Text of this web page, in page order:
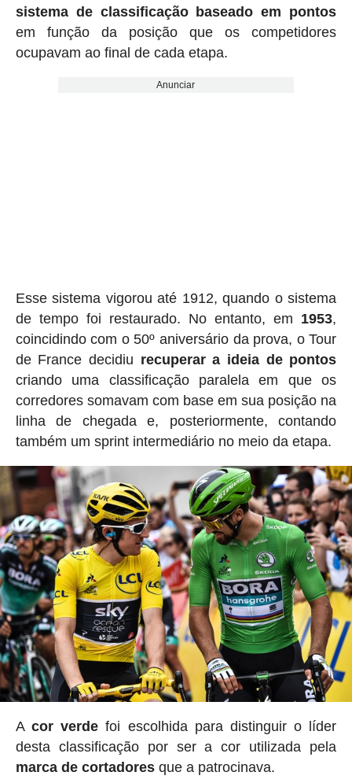
sistema de classificação baseado em pontos
em função da posição que os competidores
ocupavam ao final de cada etapa.
Anunciar
Esse sistema vigorou até 1912, quando o sistema
de tempo foi restaurado. No entanto, em 1953,
coincidindo com o 50º aniversário da prova, o Tour
de France decidiu recuperar a ideia de pontos
criando uma classificação paralela em que os
corredores somavam com base em sua posição na
linha de chegada e, posteriormente, contando
também um sprint intermediário no meio da etapa.
A cor verde foi escolhida para distinguir o líder
desta classificação por ser a cor utilizada pela
marca de cortadoresque a patrocinava.